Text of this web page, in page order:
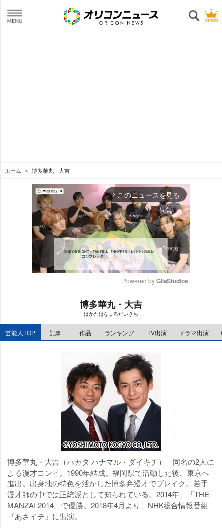
ホーム 博多華丸・大吉
arrow_forward_ios このニュースを見る
e
Powered by GliaStudios
博多華丸・大吉
はかたはなまるだいきち
芸能人TOP 記事 作品 ランキング TV出演 ドラマ出演
博多華丸・大吉（ハカタ ハナマル・ダイキチ） 同名の2人に
よる漫才コンビ。1990年結成。福岡県で活動した後、東京へ
進出。出身地の特色を活かした博多弁漫才でブレイク。若手
漫才師の中では正統派として知られている。2014年、『THE
MANZAI 2014』で優勝。2018年4月より、NHK総合情報番組
『あさイチ』に出演。